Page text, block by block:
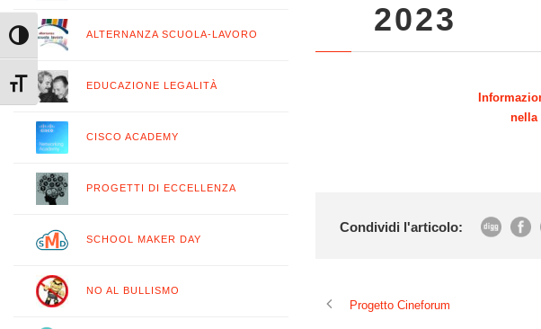
Attiva/disattiva alto contrasto
Attiva/disattiva dimensione testo
2023
nella
Condividi l'articolo:
Progetto Cineforum
ALTERNANZA SCUOLA-LAVORO
EDUCAZIONE LEGALITÀ
CISCO ACADEMY
PROGETTI DI ECCELLENZA
SCHOOL MAKER DAY
NO AL BULLISMO